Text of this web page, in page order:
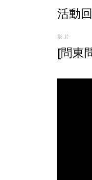
活動
影片
[問東